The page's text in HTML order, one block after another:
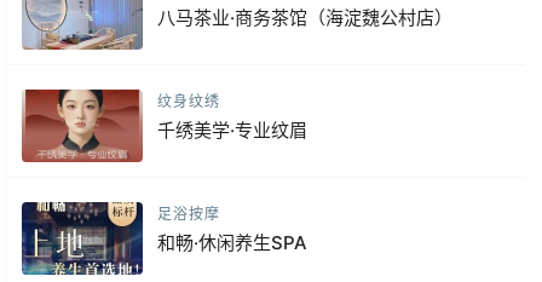
八马茶业·商务茶馆（海淀魏公村店）
纹身纹绣
千绣美学·专业纹眉
足浴按摩
和畅·休闲养生SPA